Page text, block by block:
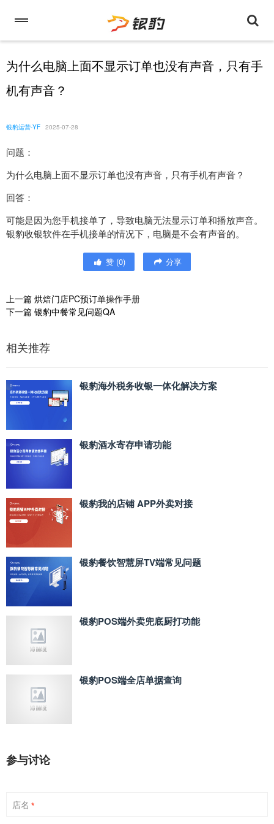
为什么电脑上面不显示订单也没有声音，只有手
机有声音？
银豹运营-YF 2025-07-28
问题：
为什么电脑上面不显示订单也没有声音，只有手机有声音？
回答：
可能是因为您手机接单了，导致电脑无法显示订单和播放声音。
银豹收银软件在手机接单的情况下，电脑是不会有声音的。
赞 (0) 分享
上一篇 烘焙门店PC预订单操作手册
下一篇 银豹中餐常见问题QA
相关推荐
银豹海外税务收银一体化解决方案
银豹酒水寄存申请功能
银豹我的店铺 APP外卖对接
银豹餐饮智慧屏TV端常见问题
银豹POS端外卖兜底厨打功能
银豹POS端全店单据查询
参与讨论
店名 *